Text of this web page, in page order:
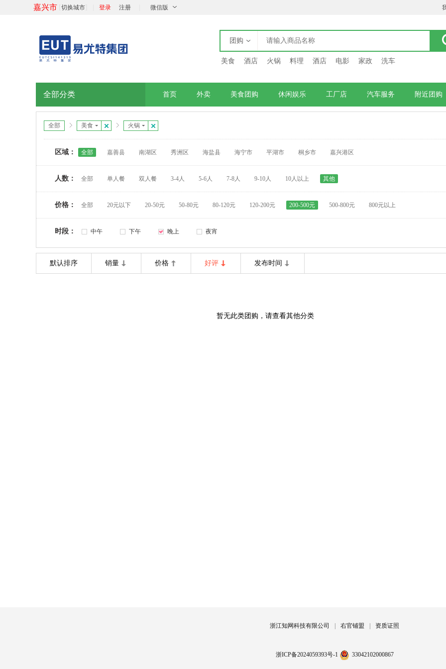
嘉兴市 切换城市 登录 注册 微信版
团购
美食 酒店 火锅 料理 酒店 电影 家政 洗车
全部分类 首页 外卖 美食团购 休闲娱乐 工厂店 汽车服务 附近团购
全部 美食 火锅
区域： 全部 嘉善县 南湖区 秀洲区 海盐县 海宁市 平湖市 桐乡市 嘉兴港区
人数： 全部 单人餐 双人餐 3-4人 5-6人 7-8人 9-10人 10人以上 其他
价格： 全部 20元以下 20-50元 50-80元 80-120元 120-200元 200-500元 500-800元 800元以上
时段： 中午 下午 晚上 夜宵
默认排序 销量 价格 好评 发布时间
暂无此类团购，请查看其他分类
浙江知网科技有限公司 右官铺盟 资质证照
浙ICP备2024059393号-1 33042102000867